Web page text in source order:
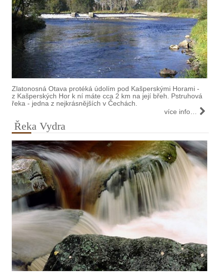
Zlatonosná Otava protéká údolím pod Kašperskými Horami -
z Kašperských Hor k ní máte cca 2 km na její břeh. Pstruhová
řeka - jedna z nejkrásnějších v Čechách.
více info…
Řeka Vydra